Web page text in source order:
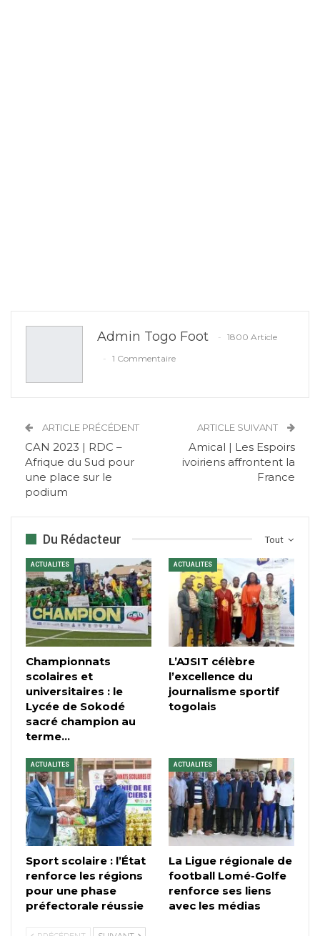
Admin Togo Foot
1800 Article
1 Commentaire
ARTICLE PRÉCÉDENT
CAN 2023 | RDC –
Afrique du Sud pour
une place sur le
podium
ARTICLE SUIVANT
Amical | Les Espoirs
ivoiriens affrontent la
France
Tout
Du Rédacteur
ACTUALITES
Championnats
scolaires et
universitaires : le
Lycée de Sokodé
sacré champion au
terme…
ACTUALITES
L’AJSIT célèbre
l’excellence du
journalisme sportif
togolais
ACTUALITES
Sport scolaire : l’État
renforce les régions
pour une phase
préfectorale réussie
ACTUALITES
La Ligue régionale de
football Lomé-Golfe
renforce ses liens
avec les médias